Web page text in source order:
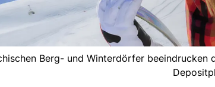
Berg- und Winterdörfer